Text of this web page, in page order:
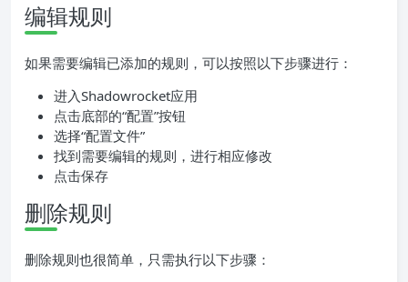
编辑规则
如果需要编辑已添加的规则，可以按照以下步骤进行：
进入Shadowrocket应用
点击底部的“配置”按钮
选择“配置文件”
找到需要编辑的规则，进行相应修改
点击保存
删除规则
删除规则也很简单，只需执行以下步骤：